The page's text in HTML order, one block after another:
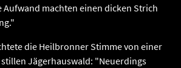
machten einen dicken Strich
die Heilbronner Stimme von einer
Jägerhauswald: "Neuerdings